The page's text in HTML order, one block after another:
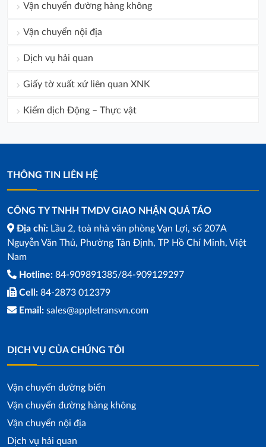
Vận chuyển đường hàng không
Vận chuyển nội địa
Dịch vụ hải quan
Giấy tờ xuất xứ liên quan XNK
Kiểm dịch Động – Thực vật
THÔNG TIN LIÊN HỆ
CÔNG TY TNHH TMDV GIAO NHẬN QUẢ TÁO
Địa chỉ: Lầu 2, toà nhà văn phòng Vạn Lợi, số 207A
Nguyễn Văn Thủ, Phường Tân Định, TP Hồ Chí Minh, Việt
Nam
Hotline: 84-909891385/84-909129297
Cell: 84-2873 012379
Email: sales@appletransvn.com
DỊCH VỤ CỦA CHÚNG TÔI
Vận chuyển đường biển
Vận chuyển đường hàng không
Vận chuyển nội địa
Dịch vụ hải quan